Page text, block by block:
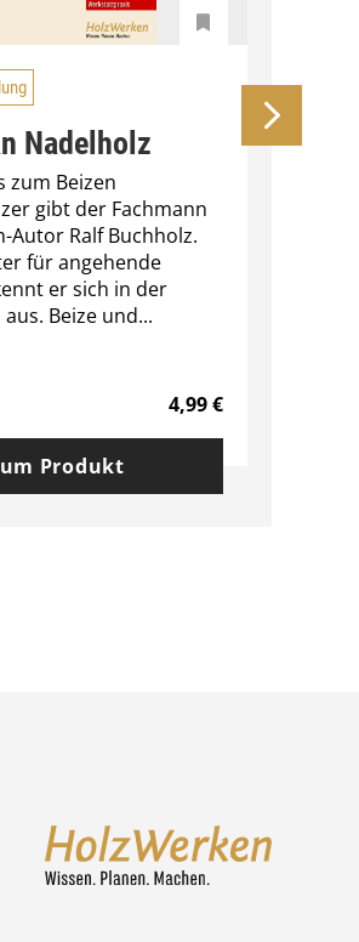
Nadelholz
zum Beizen
gibt der Fachmann
Autor Ralf Buchholz.
für angehende
er sich in der
Beize und...
4,99€
Produkt